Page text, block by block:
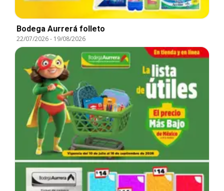
Bodega Aurrerá folleto
22/07/2026- 19/08/2026